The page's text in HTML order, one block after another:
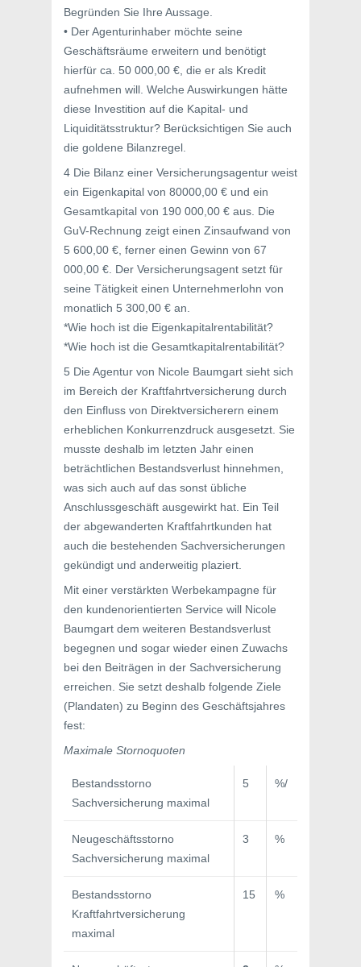
Begründen Sie Ihre Aussage.
• Der Agenturinhaber möchte seine
Geschäftsräume erweitern und benötigt
hierfür ca. 50 000,00 €, die er als Kredit
aufnehmen will. Welche Auswirkungen hätte
diese Investition auf die Kapital- und
Liquiditätsstruktur? Berücksichtigen Sie auch
die goldene Bilanzregel.
4 Die Bilanz einer Versicherungsagentur weist
ein Eigenkapital von 80000,00 € und ein
Gesamtkapital von 190 000,00 € aus. Die
GuV-Rechnung zeigt einen Zinsaufwand von
5 600,00 €, ferner einen Gewinn von 67
000,00 €. Der Versicherungsagent setzt für
seine Tätigkeit einen Unternehmerlohn von
monatlich 5 300,00 € an.
*Wie hoch ist die Eigenkapitalrentabilität?
*Wie hoch ist die Gesamtkapitalrentabilität?
5 Die Agentur von Nicole Baumgart sieht sich
im Bereich der Kraftfahrtversicherung durch
den Einfluss von Direktversicherern einem
erheblichen Konkurrenzdruck ausgesetzt. Sie
musste deshalb im letzten Jahr einen
beträchtlichen Bestandsverlust hinnehmen,
was sich auch auf das sonst übliche
Anschlussgeschäft ausgewirkt hat. Ein Teil
der abgewanderten Kraftfahrtkunden hat
auch die bestehenden Sachversicherungen
gekündigt und anderweitig plaziert.
Mit einer verstärkten Werbekampagne für
den kundenorientierten Service will Nicole
Baumgart dem weiteren Bestandsverlust
begegnen und sogar wieder einen Zuwachs
bei den Beiträgen in der Sachversicherung
erreichen. Sie setzt deshalb folgende Ziele
(Plandaten) zu Beginn des Geschäftsjahres
fest:
Maximale Stornoquoten
Bestandsstorno
Sachversicherung maximal
5 %/
Neugeschäftsstorno
Sachversicherung maximal
3 %
Bestandsstorno
Kraftfahrtversicherung
maximal
15 %